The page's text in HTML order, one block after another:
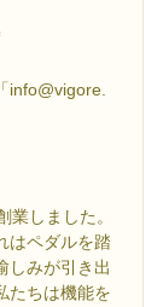
info@vigore.
しました。
はペダルを踏
しみが引き出
たちは機能を